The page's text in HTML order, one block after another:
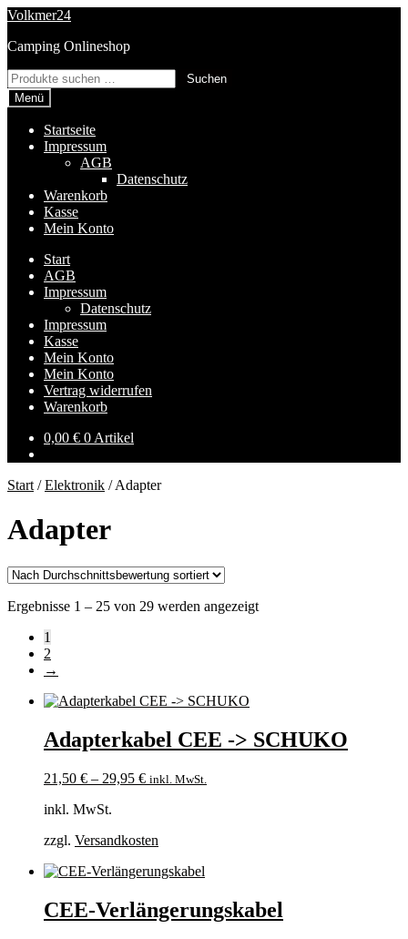
Zur
springen
Zum
springen
Volkmer24
Camping Onlineshop
Suchen
nach:
Suchen
Menü
Startseite
Impressum
AGB
Datenschutz
Warenkorb
Kasse
Mein Konto
Start
AGB
Impressum
Datenschutz
Impressum
Kasse
Mein Konto
Mein Konto
Vertrag widerrufen
Warenkorb
0,00 € 0 Artikel
Start /Elektronik /Adapter
Adapter
Ergebnisse 1 – 25 von 29 werden angezeigtNach
1
2
→
Adapterkabel CEE -> SCHUKO
21,50 € – 29,95 € inkl. MwSt.
inkl. MwSt.
zzgl. Versandkosten
CEE-Verlängerungskabel